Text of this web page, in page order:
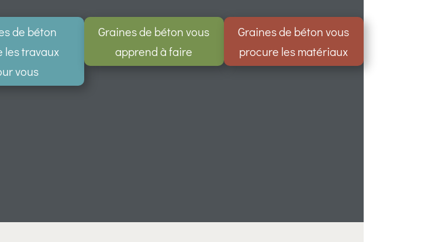
de béton
les travaux
vous
Graines de béton vous
apprend à faire
Graines de béton vous
procure les matériaux